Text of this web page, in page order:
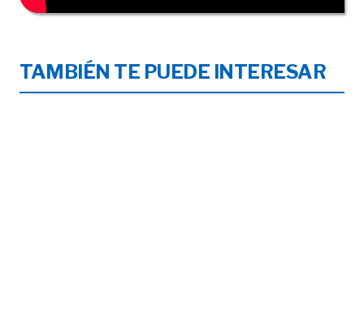
TAMBIÉN TE PUEDE INTERESAR